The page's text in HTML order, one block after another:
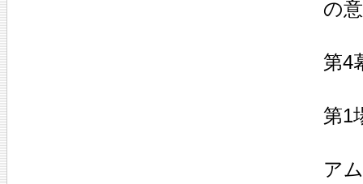
の
第4
第1
ア